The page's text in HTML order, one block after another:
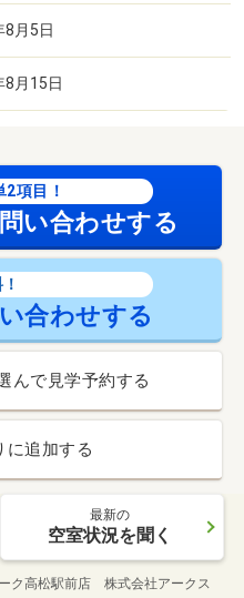
8月5日
8月15日
2項目！
い合わせする
合わせする
んで見学予約する
に追加する
最新の
空室状況を聞く
ク高松駅前店 株式会社アークス